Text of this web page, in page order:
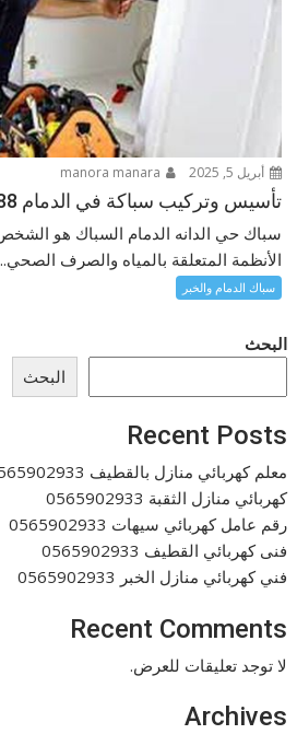
أبريل 5, 2025
تأسيس وتركيب سباكة في الدمام 0502893288
سباك حي الدانه الدمام السباك هو
الأنظمة المتعلقة بالمياه والصرف
سباك الدمام والخبر
البحث
البحث
Recent Posts
معلم كهربائي منازل بالقطيف 0565902933
كهربائي منازل الثقبة 0565902933
رقم عامل كهربائي سيهات 0565902933
فنى كهربائي القطيف 0565902933
فني كهربائي منازل الخبر 0565902933
Recent Comments
لا توجد تعليقات للعرض.
Archives